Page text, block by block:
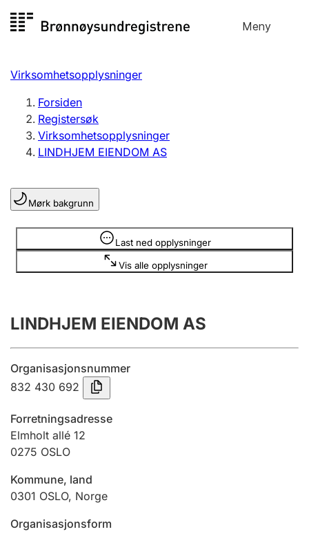
til
Meny
Registersøk
Aksjeselskap
Enkeltpersonforetak
Registrere, endre, slette
Lag og forening
Registrere, endre, slette
Årsregnskap
Innsending og forsinkelsesgebyr
Jeger
Ektepaktveileder
Virksomhetsopplysninger
Forsiden
Registersøk
Virksomhetsopplysninger
LINDHJEM EIENDOM AS
Mørk bakgrunn
Last ned opplysninger
Vis alle opplysninger
Opplysninger er skjult
LINDHJEM EIENDOM AS
Organisasjonsnummer
832 430 692
Forretningsadresse
Elmholt allé 12
0275 OSLO
Kommune, land
0301 OSLO, Norge
Organisasjonsform